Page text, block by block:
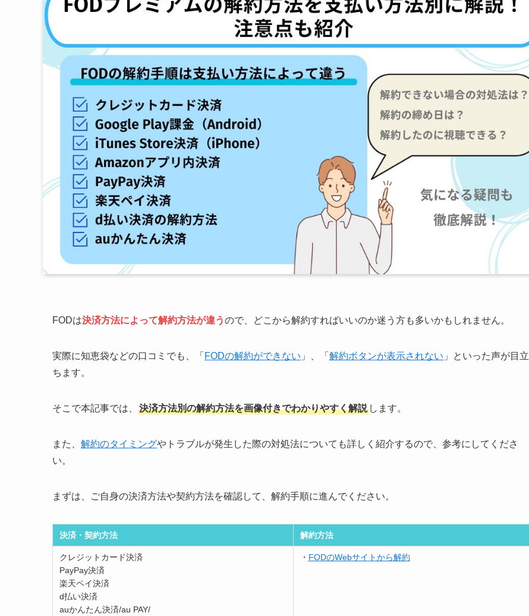
FODは決済方法によって解約方法が違うので、どこから解約すればいいのか迷う方も多いかもしれません。
実際に知恵袋などの口コミでも、「 FODの解約ができない 」、「 解約ボタンが表示されない 」といった声が目立
ちます。
そこで本記事では、 決済方法別の解約方法を画像付きでわかりやすく解説 します。
また、 解約のタイミングやトラブルが発生した際の対処法についても詳しく紹介するので、参考にしてくださ
い。
まずは、ご自身の決済方法や契約方法を確認して、解約手順に進んでください。
決済・契約方法 解約方法
クレジットカード決済
PayPay決済
楽天ペイ決済
d払い決済
auかんたん決済/au PAY/
・ FODのWebサイトから解約